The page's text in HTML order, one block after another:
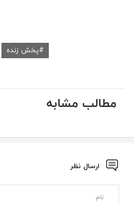
پخش زنده
مطالب مشابه
ارسال نظر